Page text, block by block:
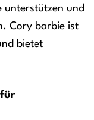
unterstützen und
Cory barbie ist
bietet